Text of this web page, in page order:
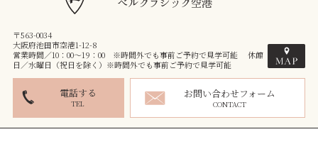
〒563-0034
大阪府池田市空港1-12-8
営業時間／10：00～19：00 ※時間外でも事前ご予約で見学可能 休館
日／水曜日（祝日を除く）※時間外でも事前ご予約で見学可能
電話する
TEL
お問い合わせフォーム
CONTACT